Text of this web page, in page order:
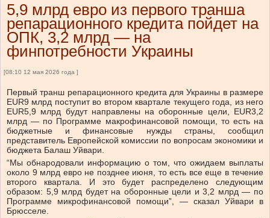
5,9 млрд евро из первого транша
репарационного кредита пойдет на
ОПК, 3,2 млрд — на
финпотребности Украины
[08:10 12 мая 2026 года ]
Первый транш репарационного кредита для Украины в размере
EUR9 млрд поступит во втором квартале текущего года, из него
EUR5,9 млрд будут направлены на оборонные цели, EUR3,2
млрд — по Программе макрофинансовой помощи, то есть на
бюджетные и финансовые нужды страны, сообщил
представитель Европейской комиссии по вопросам экономики и
бюджета Балаш Уйвари.
“Мы обнародовали информацию о том, что ожидаем выплаты
около 9 млрд евро не позднее июня, то есть все еще в течение
второго квартала. И это будет распределено следующим
образом: 5,9 млрд будет на оборонные цели и 3,2 млрд — по
Программе микрофинансовой помощи”, — сказал Уйвари в
Брюсселе.